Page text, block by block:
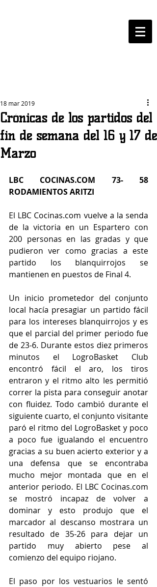
Crónicas de los partidos del
fin de semana del 16 y 17 de
Marzo
18 mar 2019
LBC COCINAS.COM 73- 58
RODAMIENTOS ARITZI
El LBC Cocinas.com vuelve a la senda
de la victoria en un Espartero con
200 personas en las gradas y que
pudieron ver como gracias a este
partido los blanquirrojos se
mantienen en puestos de Final 4.
Un inicio prometedor del conjunto
local hacía presagiar un partido fácil
para los intereses blanquirrojos y es
que el parcial del primer periodo fue
de 23-6. Durante estos diez primeros
minutos el LogroBasket Club
encontró fácil el aro, los tiros
entraron y el ritmo alto les permitió
correr la pista para conseguir anotar
con fluidez. Todo cambió durante el
siguiente cuarto, el conjunto visitante
paró el ritmo del LogroBasket y poco
a poco fue igualando el encuentro
gracias a su buen acierto exterior y a
una defensa que se encontraba
mucho mejor montada que en el
anterior periodo. El LBC Cocinas.com
se mostró incapaz de volver a
dominar y esto produjo que el
marcador al descanso mostrara un
resultado de 35-26 para dejar un
partido muy abierto pese al
comienzo del equipo riojano.
El paso por los vestuarios le sentó